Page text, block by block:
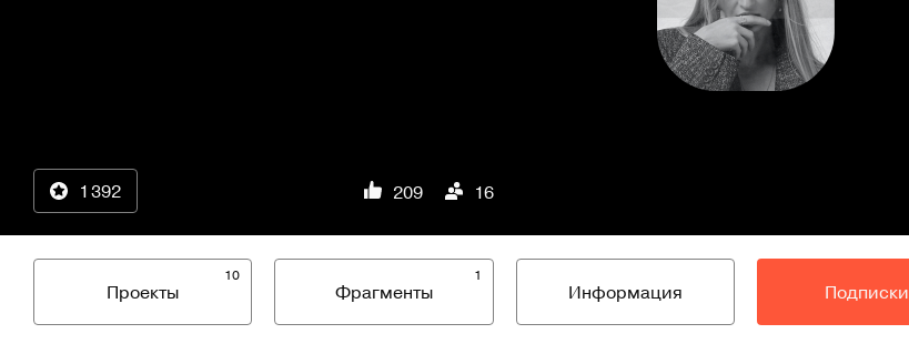
1 392 209 16
10
Проекты
1
Фрагменты Информация Подписки